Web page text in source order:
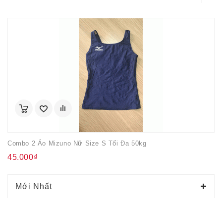
Combo 2 Áo Mizuno Nữ Size S Tối Đa 50kg
45.000₫
Mới Nhất